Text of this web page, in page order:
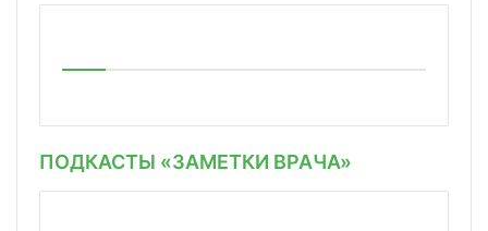
ПОДКАСТЫ «ЗАМЕТКИ ВРАЧА»